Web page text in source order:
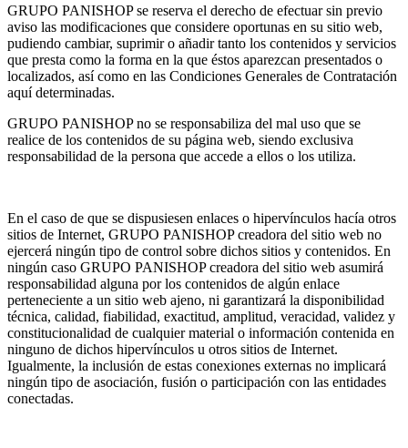
GRUPO PANISHOP se reserva el derecho de efectuar sin previo
aviso las modificaciones que considere oportunas en su sitio web,
pudiendo cambiar, suprimir o añadir tanto los contenidos y servicios
que presta como la forma en la que éstos aparezcan presentados o
localizados, así como en las Condiciones Generales de Contratación
aquí determinadas.
GRUPO PANISHOP no se responsabiliza del mal uso que se
realice de los contenidos de su página web, siendo exclusiva
responsabilidad de la persona que accede a ellos o los utiliza.
En el caso de que se dispusiesen enlaces o hipervínculos hacía otros
sitios de Internet, GRUPO PANISHOP creadora del sitio web no
ejercerá ningún tipo de control sobre dichos sitios y contenidos. En
ningún caso GRUPO PANISHOP creadora del sitio web asumirá
responsabilidad alguna por los contenidos de algún enlace
perteneciente a un sitio web ajeno, ni garantizará la disponibilidad
técnica, calidad, fiabilidad, exactitud, amplitud, veracidad, validez y
constitucionalidad de cualquier material o información contenida en
ninguno de dichos hipervínculos u otros sitios de Internet.
Igualmente, la inclusión de estas conexiones externas no implicará
ningún tipo de asociación, fusión o participación con las entidades
conectadas.